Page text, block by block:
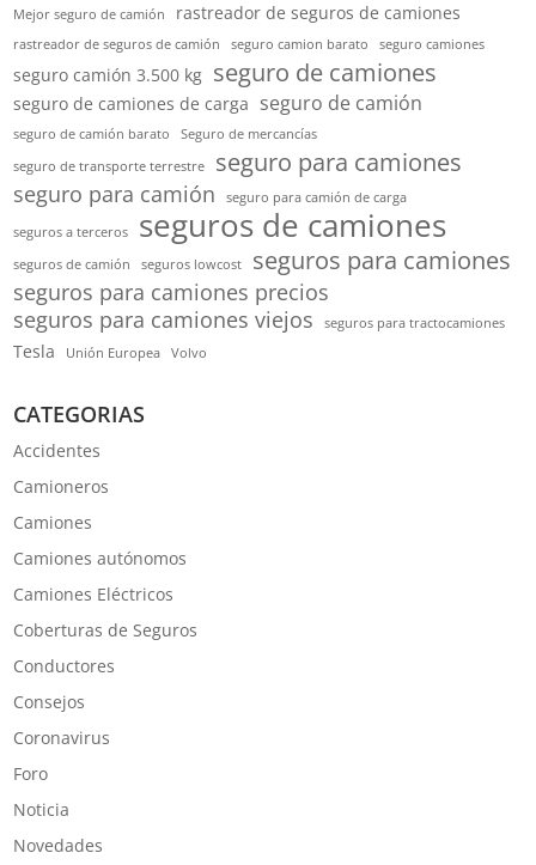
Mejor seguro de camión rastreador de seguros de camiones
rastreador de seguros de camión seguro camion barato seguro camiones
seguro camión 3.500 kg seguro de camiones
seguro de camiones de carga seguro de camión
seguro de camión barato
Seguro de mercancías
seguro de transporte terrestre
seguro para camiones
seguro para camión seguro para camión de carga
seguros a terceros seguros de camiones
seguros de camión seguros lowcost seguros para camiones
seguros para camiones precios
seguros para camiones viejos
seguros para tractocamiones
Tesla Unión Europea Volvo
CATEGORIAS
Accidentes
Camioneros
Camiones
Camiones autónomos
Camiones Eléctricos
Coberturas de Seguros
Conductores
Consejos
Coronavirus
Foro
Noticia
Novedades